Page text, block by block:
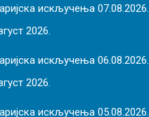
искључења 07.08.2026.
2026.
искључења 06.08.2026.
2026.
искључења 05.08.2026.